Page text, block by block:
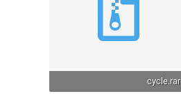
cycle.rar